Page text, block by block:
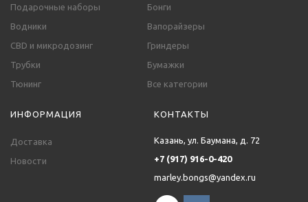
Подарочные наборы
Бонги
Водники
Вапорайзеры
CBD и микродозинг
Гриндеры
Трубки
Бумажки
Тюнинг
Все категории
ИНФОРМАЦИЯ
Доставка
Новости
КОНТАКТЫ
Казань, ул. Баумана, д. 72
+7 (917) 916-0-420
marley.bongs@yandex.ru